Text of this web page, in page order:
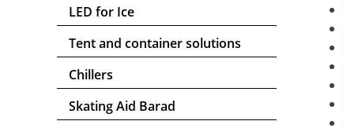
LED for Ice
Tent and container solutions
Chillers
Skating Aid Barad